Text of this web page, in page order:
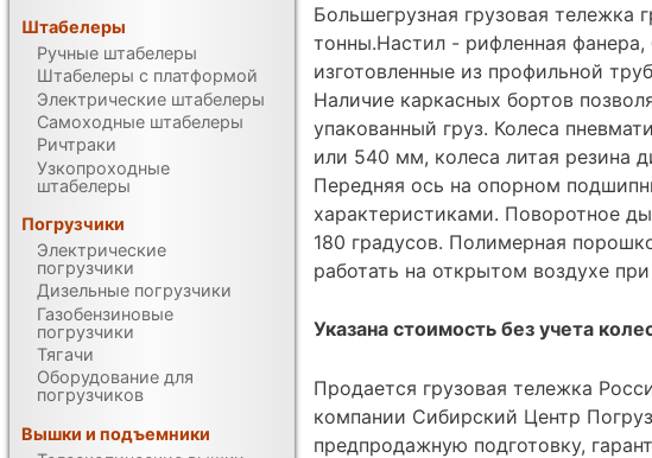
Большегрузная грузовая тележка
тонны.Настил - рифленная фанера,
изготовленные из профильной
Наличие каркасных бортов
упакованный груз. Колеса
или 540 мм, колеса литая резина
Передняя ось на опорном
характеристиками. Поворотное
180 градусов. Полимерная
работать на открытом воздухе
Указана стоимость без учета
Продается грузовая тележка
компании Сибирский Центр
предпродажную подготовку,
Штабелеры
Ручные штабелеры
Штабелеры с платформой
Электрические штабелеры
Самоходные штабелеры
Ричтраки
Узкопроходные
штабелеры
Погрузчики
Электрические
погрузчики
Дизельные погрузчики
Газобензиновые
погрузчики
Тягачи
Оборудование для
погрузчиков
Вышки и подъемники